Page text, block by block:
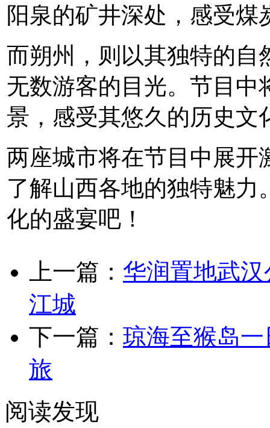
阳泉的矿井深处，感受
而朔州，则以其独特的自
无数游客的目光。节目中
景，感受其悠久的历史文
两座城市将在节目中展开
了解山西各地的独特魅
化的盛宴吧！
上一篇： 华润置地武
江城
下一篇： 琼海至猴岛
旅
阅读发现